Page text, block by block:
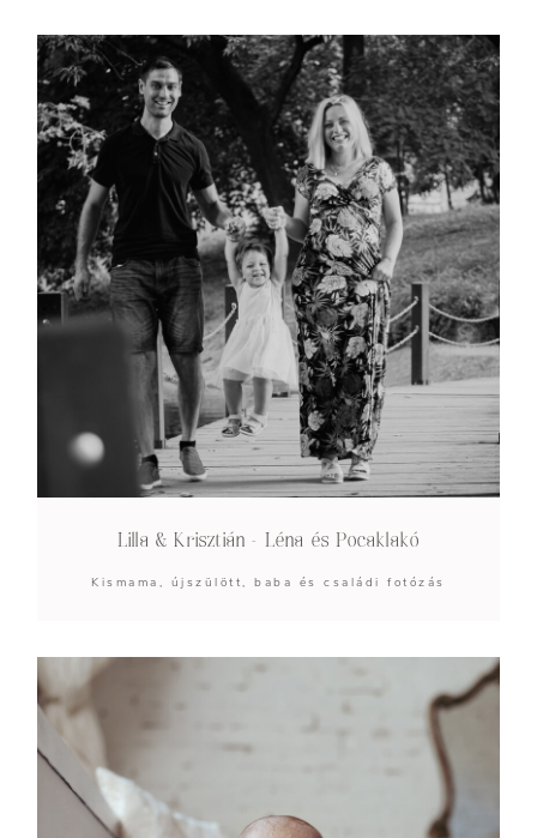
Lilla & Krisztián – Léna és Pocaklakó
Kismama, újszülött, baba és családi fotózás